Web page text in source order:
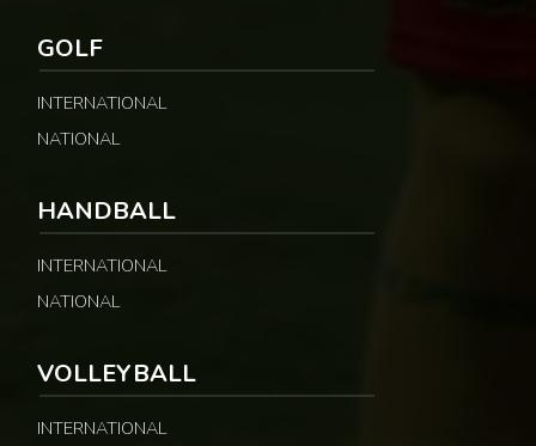
GOLF
INTERNATIONAL
NATIONAL
HANDBALL
INTERNATIONAL
NATIONAL
VOLLEYBALL
INTERNATIONAL